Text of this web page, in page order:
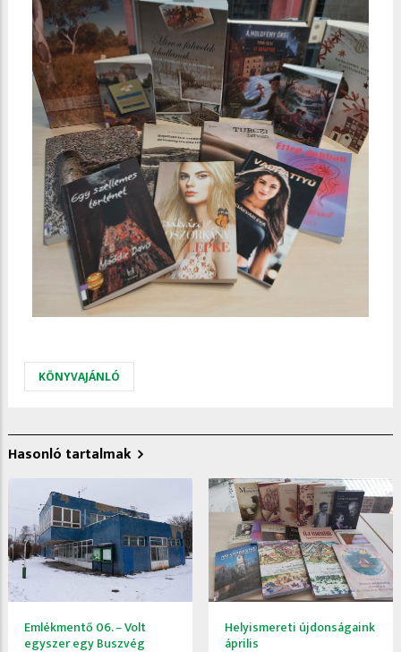
KÖNYVAJÁNLÓ
Hasonló tartalmak
Emlékmentő 06. – Volt
egyszer egy Buszvég
Helyismereti újdonságaink
április